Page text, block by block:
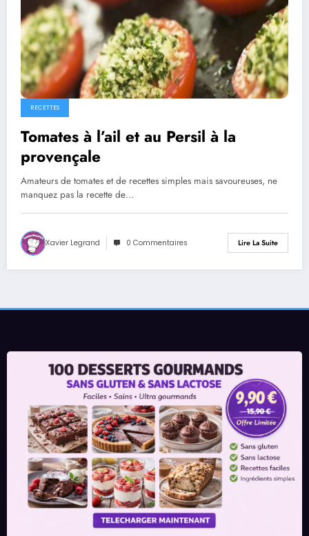
RECETTES
Tomates à l’ail et au Persil à la
provençale
Amateurs de tomates et de recettes simples mais savoureuses, ne
manquez pas la recette de…
Xavier Legrand 0 Commentaires Lire La Suite